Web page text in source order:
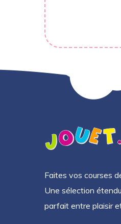
Faites vos courses
Une sélection
parfait entre plaisir